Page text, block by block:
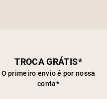
TROCA GRÁTIS*
O primeiro envio é por nossa
conta*